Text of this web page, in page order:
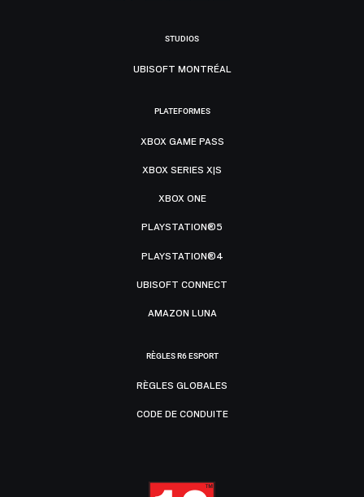
STUDIOS
UBISOFT MONTRÉAL
PLATEFORMES
XBOX GAME PASS
XBOX SERIES X|S
XBOX ONE
PLAYSTATION®5
PLAYSTATION®4
UBISOFT CONNECT
AMAZON LUNA
RÈGLES R6 ESPORT
RÈGLES GLOBALES
CODE DE CONDUITE